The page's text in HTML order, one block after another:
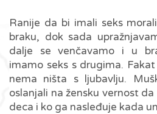
Ranije da bi imali seks
braku, dok sada
dalje se venčavamo i u
imamo seks s drugima.
nema ništa s ljubavlju.
oslanjali na žensku vernost
deca i ko ga nasleđuje kada